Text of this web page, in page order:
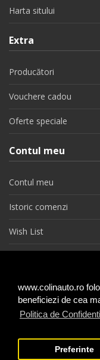
www.colinauto.ro
beneficiezi de cea
Politica de
Preferinte
Harta sitului
Extra
Producători
Vouchere cadou
Oferte speciale
Contul meu
Contul meu
Istoric comenzi
Wish List